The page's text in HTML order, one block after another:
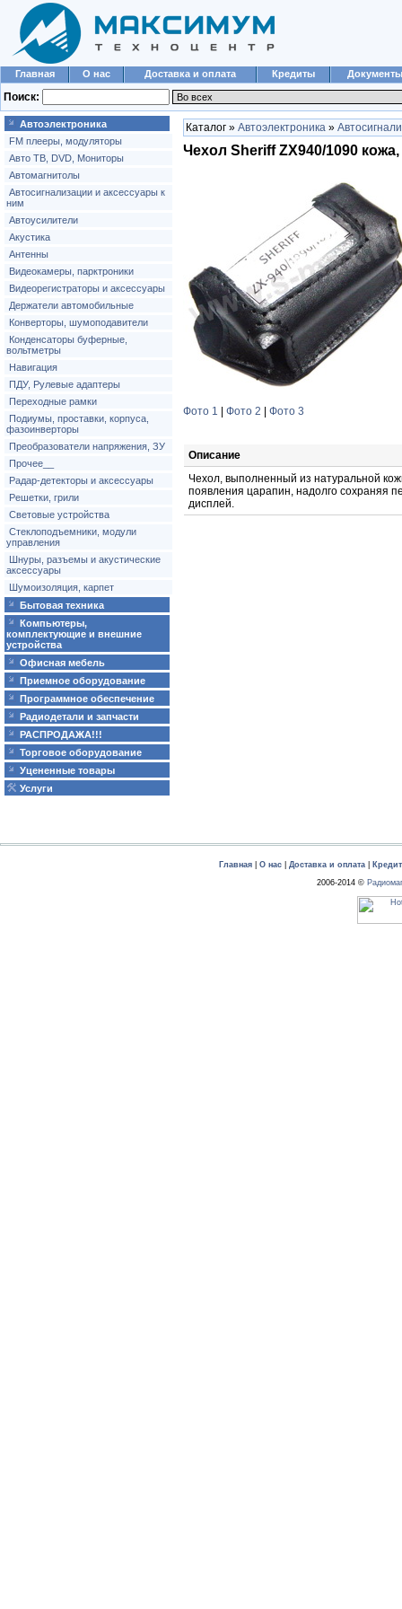
Главная О нас Доставка и оплата Кредиты Документы
Поиск:
Автоэлектроника
FM плееры, модуляторы
Авто ТВ, DVD, Мониторы
Автомагнитолы
Автосигнализации и аксессуары к
ним
Автоусилители
Акустика
Антенны
Видеокамеры, парктроники
Видеорегистраторы и аксессуары
Держатели автомобильные
Конверторы, шумоподавители
Конденсаторы буферные,
вольтметры
Навигация
ПДУ, Рулевые адаптеры
Переходные рамки
Подиумы, проставки, корпуса,
фазоинверторы
Преобразователи напряжения, ЗУ
Прочее__
Радар-детекторы и аксессуары
Решетки, грили
Световые устройства
Стеклоподъемники, модули
управления
Шнуры, разъемы и акустические
аксессуары
Шумоизоляция, карпет
Бытовая техника
Компьютеры,
комплектующие и внешние
устройства
Офисная мебель
Приемное оборудование
Программное обеспечение
Радиодетали и запчасти
РАСПРОДАЖА!!!
Торговое оборудование
Уцененные товары
Услуги
Каталог » Автоэлектроника »
Чехол Sheriff ZX940/1090
Фото 1 Фото 2 Фото 3
Описание
Чехол, выполненный из натуральной
появления царапин, надолго сохраняя
дисплей.
Главная О нас Доставка и оплата
2006-2014 ©